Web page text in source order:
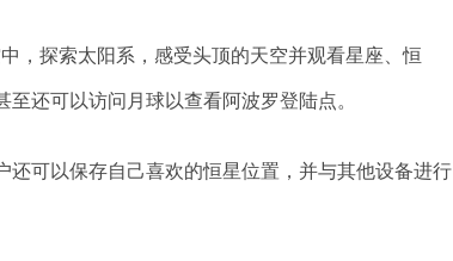
，探索太阳系，感受头顶的天空并观看星座、恒
还可以访问月球以查看阿波罗登陆点。
可以保存自己喜欢的恒星位置，并与其他设备进行